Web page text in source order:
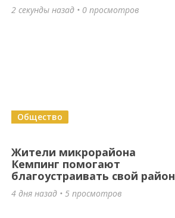
2 секунды назад • 0 просмотров
Жители микрорайона
Кемпинг помогают
благоустраивать свой район
Общество
4 дня назад • 5 просмотров